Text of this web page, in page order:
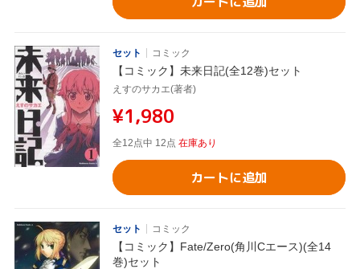
セット コミック
【コミック】未来日記(全12巻)セット
えすのサカエ(著者)
¥1,980
全12点中 12点 在庫あり
カートに追加
セット コミック
【コミック】Fate/Zero(角川Cエース)(全14
巻)セット